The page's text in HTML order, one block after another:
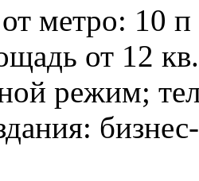
метро: 10 п
от 12
режим;